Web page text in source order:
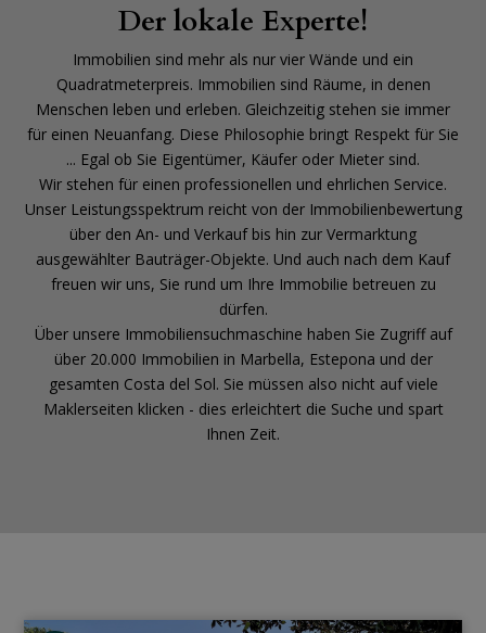
Der lokale Experte!
Immobilien sind mehr als nur vier Wände und ein
Quadratmeterpreis. Immobilien sind Räume, in denen
Menschen leben und erleben. Gleichzeitig stehen sie immer
für einen Neuanfang. Diese Philosophie bringt Respekt für Sie
... Egal ob Sie Eigen­tümer, Käufer oder Mieter sind.
Wir stehen für einen professionellen und ehrlichen Service.
Unser Leistungsspektrum reicht von der Immobilienbewertung
über den An- und Verkauf bis hin zur Ver­marktung
ausgewählter Bauträger-Objekte. Und auch nach dem Kauf
freuen wir uns, Sie rund um Ihre Immobilie betreuen zu
dürfen.
Über unsere Immobiliensuchmaschine haben Sie Zugriff auf
über 20.000 Immobilien in Marbella, Estepona und der
gesamten Costa del Sol. Sie müssen also nicht auf viele
Maklerseiten klicken - dies erleichtert die Suche und spart
Ihnen Zeit.